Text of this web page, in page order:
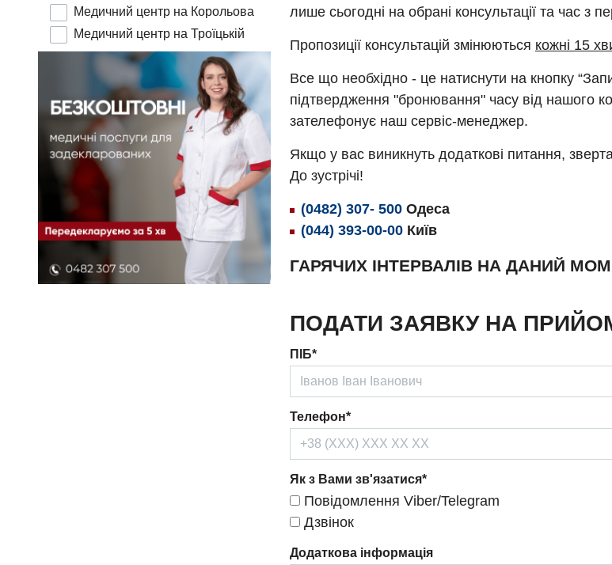
Медичний центр на Корольова
Медичний центр на Троїцькій
лише сьогодні на обрані консультації та час з
Пропозиції консультацій змінюються кожні 15
Все що необхідно - це натиснути на кнопку
підтвердження "бронювання" часу від нашого
зателефонує наш сервіс-менеджер.
Якщо у вас виникнуть додаткові питання,
До зустрічі!
(0482) 307- 500 Одеса
(044) 393-00-00 Київ
ГАРЯЧИХ ІНТЕРВАЛІВ НА ДАНИЙ
ПОДАТИ ЗАЯВКУ НА
ПІБ*
Телефон*
Як з Вами зв'язатися*
Повідомлення Viber/Telegram
Дзвінок
Додаткова інформація